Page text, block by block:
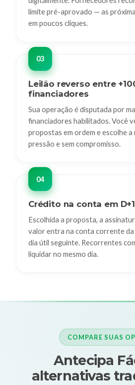
limite pré-aprovado — as
em poucos cliques.
Leilão reverso entre
financiadores
Sua operação é disputada por
financiadores habilitados. Você
propostas em ordem e escolhe
pressão e sem compromisso.
Crédito na conta em D+1
Escolhida a proposta, a
valor entra na conta corrente da
dia útil seguinte. Recorrentes
liquidar no mesmo dia.
COMPARE SUAS
Antecipa
alternativas